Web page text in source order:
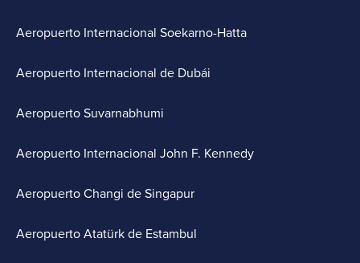
Aeropuerto Internacional Soekarno-Hatta
Aeropuerto Internacional de Dubái
Aeropuerto Suvarnabhumi
Aeropuerto Internacional John F. Kennedy
Aeropuerto Changi de Singapur
Aeropuerto Atatürk de Estambul